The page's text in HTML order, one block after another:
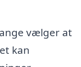
vælger at
kan